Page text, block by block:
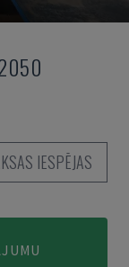
IESPĒJAS